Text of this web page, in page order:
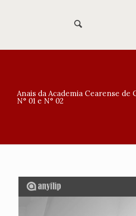
Anais da Academia Cearense de
N° 01 e N° 02